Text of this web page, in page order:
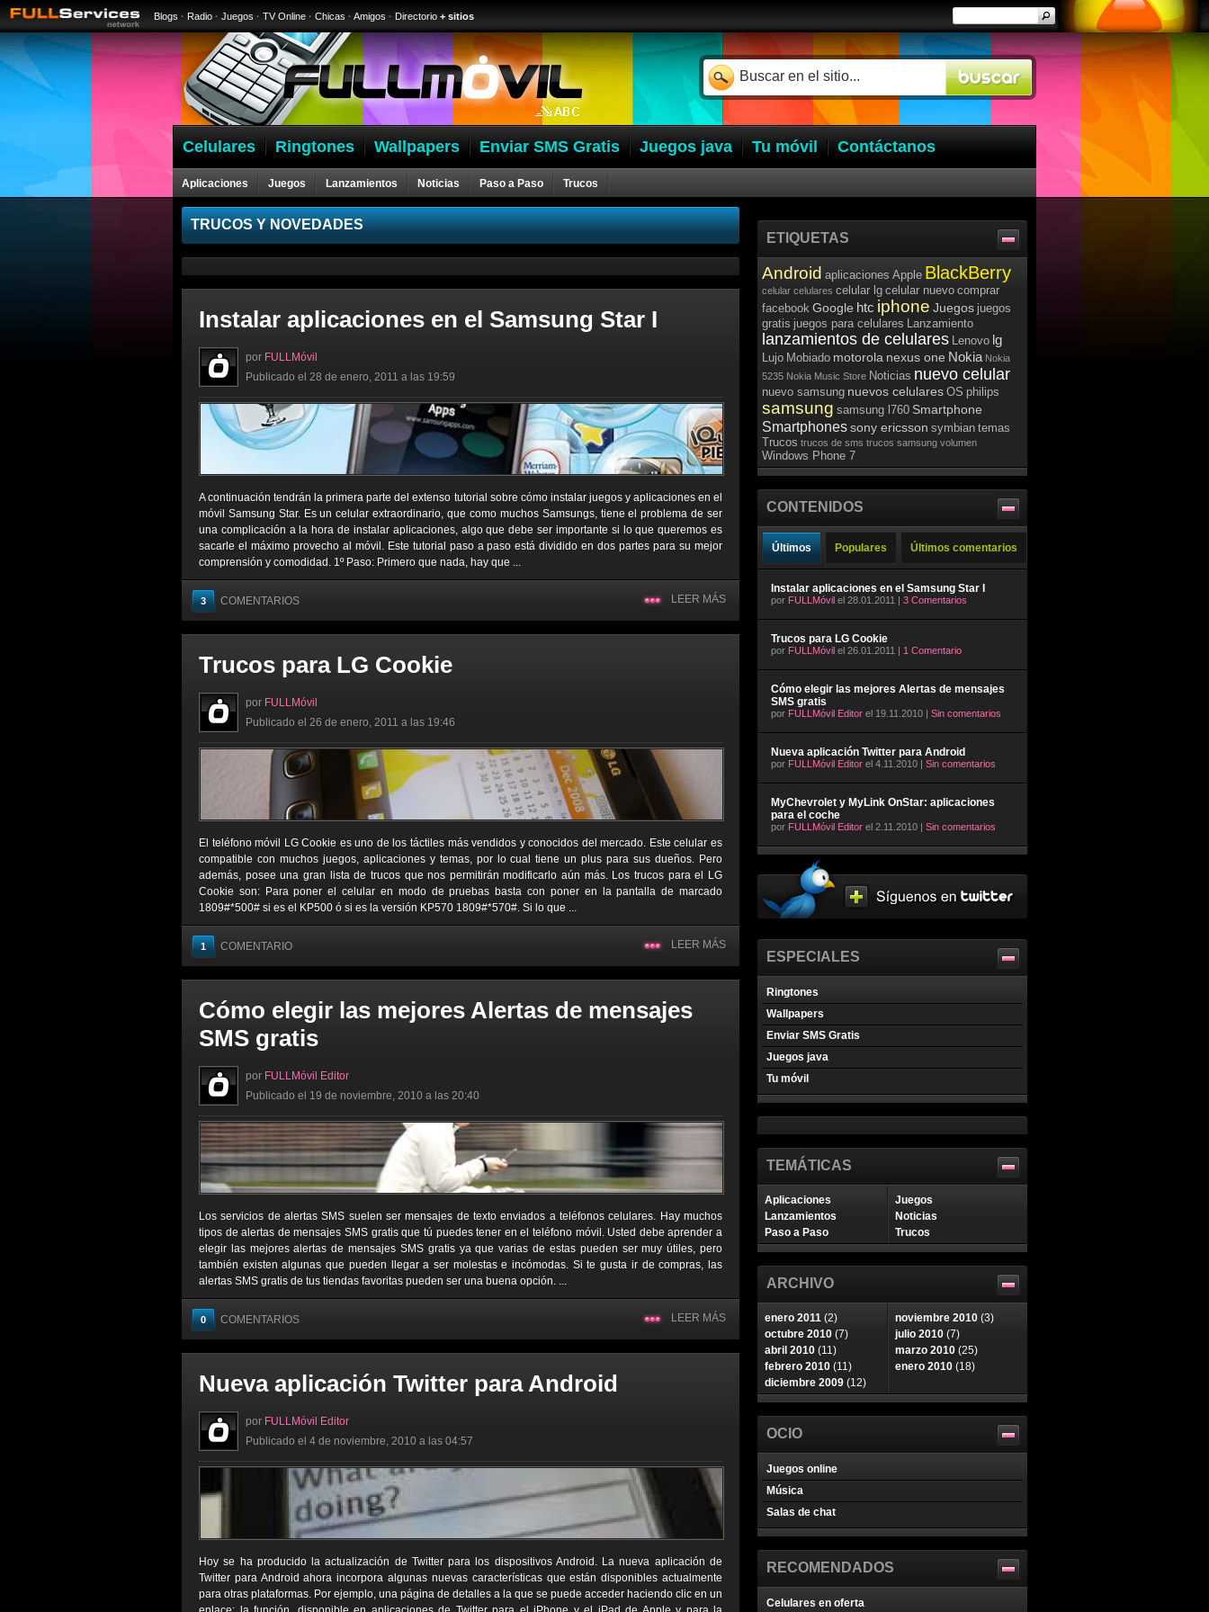
Blogs · Radio · Juegos · TV Online · Chicas · Amigos · Directorio + sitios
Celulares Ringtones Wallpapers Enviar SMS Gratis Juegos java Tu móvil Contáctanos
Aplicaciones Juegos Lanzamientos Noticias Paso a Paso Trucos
Celulares
TRUCOS Y NOVEDADES
Instalar aplicaciones en el Samsung Star I
por FULLMóvil
Publicado el 28 de enero, 2011 a las 19:59
A continuación tendrán la primera parte del extenso tutorial sobre cómo instalar juegos y aplicaciones en el
móvil Samsung Star. Es un celular extraordinario, que como muchos Samsungs, tiene el problema de ser
una complicación a la hora de instalar aplicaciones, algo que debe ser importante si lo que queremos es
sacarle el máximo provecho al móvil. Este tutorial paso a paso está dividido en dos partes para su mejor
comprensión y comodidad. 1º Paso: Primero que nada, hay que ...
3 COMENTARIOS LEER MÁS
Trucos para LG Cookie
por FULLMóvil
Publicado el 26 de enero, 2011 a las 19:46
El teléfono móvil LG Cookie es uno de los táctiles más vendidos y conocidos del mercado. Este celular es
compatible con muchos juegos, aplicaciones y temas, por lo cual tiene un plus para sus dueños. Pero
además, posee una gran lista de trucos que nos permitirán modificarlo aún más. Los trucos para el LG
Cookie son: Para poner el celular en modo de pruebas basta con poner en la pantalla de marcado
1809#*500# si es el KP500 ó si es la versión KP570 1809#*570#. Si lo que ...
1 COMENTARIO LEER MÁS
Cómo elegir las mejores Alertas de mensajes
SMS gratis
por FULLMóvil Editor
Publicado el 19 de noviembre, 2010 a las 20:40
Los servicios de alertas SMS suelen ser mensajes de texto enviados a teléfonos celulares. Hay muchos
tipos de alertas de mensajes SMS gratis que tú puedes tener en el teléfono móvil. Usted debe aprender a
elegir las mejores alertas de mensajes SMS gratis ya que varias de estas pueden ser muy útiles, pero
también existen algunas que pueden llegar a ser molestas e incómodas. Si te gusta ir de compras, las
alertas SMS gratis de tus tiendas favoritas pueden ser una buena opción. ...
0 COMENTARIOS LEER MÁS
Nueva aplicación Twitter para Android
por FULLMóvil Editor
Publicado el 4 de noviembre, 2010 a las 04:57
Hoy se ha producido la actualización de Twitter para los dispositivos Android. La nueva aplicación de
Twitter para Android ahora incorpora algunas nuevas características que están disponibles actualmente
para otras plataformas. Por ejemplo, una página de detalles a la que se puede acceder haciendo clic en un
ETIQUETAS
Android aplicaciones Apple BlackBerry
celular celulares celular lg celular nuevo comprar
facebook Google htc iphone Juegos juegos
gratis juegos para celulares Lanzamiento
lanzamientos de celulares Lenovo lg
Lujo Mobiado motorola nexus one Nokia Nokia
5235 Nokia Music Store Noticias nuevo celular
nuevo samsung nuevos celulares OS philips
samsung samsung l760 Smartphone
Smartphonessony ericsson symbian temas
Trucos trucos de sms trucos samsung volumen
Windows Phone 7
CONTENIDOS
Últimos Populares Últimos comentarios
Instalar aplicaciones en el Samsung Star I
por FULLMóvil el 28.01.2011 | 3 Comentarios
Trucos para LG Cookie
por FULLMóvil el 26.01.2011 | 1 Comentario
Cómo elegir las mejores Alertas de mensajes
SMS gratis
por FULLMóvil Editor el 19.11.2010 | Sin comentarios
Nueva aplicación Twitter para Android
por FULLMóvil Editor el 4.11.2010 | Sin comentarios
MyChevrolet y MyLink OnStar: aplicaciones
para el coche
por FULLMóvil Editor el 2.11.2010 | Sin comentarios
ESPECIALES
Ringtones
Wallpapers
Enviar SMS Gratis
Juegos java
Tu móvil
TEMÁTICAS
Aplicaciones
Juegos
Lanzamientos
Noticias
Paso a Paso
Trucos
ARCHIVO
enero 2011 (2) noviembre 2010 (3)
octubre 2010 (7) julio 2010 (7)
abril 2010 (11) marzo 2010 (25)
febrero 2010 (11) enero 2010 (18)
diciembre 2009 (12)
OCIO
Juegos online
Música
Salas de chat
RECOMENDADOS
Celulares en oferta